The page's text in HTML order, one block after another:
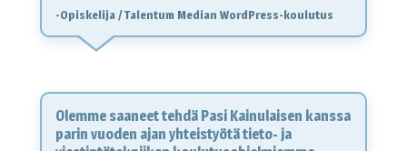
-Opiskelija / Talentum Median WordPress-koulutus
Olemme saaneet tehdä Pasi Kainulaisen kanssa
parin vuoden ajan yhteistyötä tieto- ja